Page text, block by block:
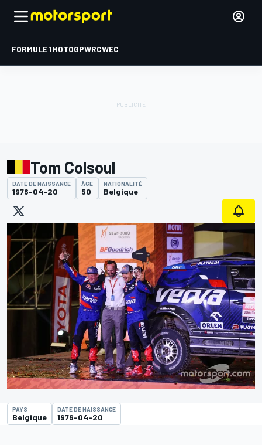
FORMULE 1MOTOGPWRCWEC
Tom Colsoul
DATE DE NAISSANCE
1976-04-20
ÂGE
50
NATIONALITÉ
Belgique
PAYS
Belgique
DATE DE NAISSANCE
1976-04-20